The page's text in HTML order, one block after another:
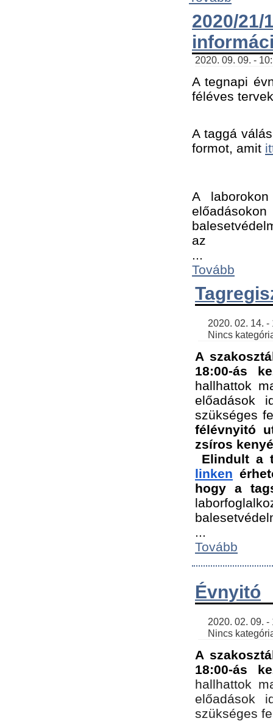
2020/
2020. 09. 09. -
A tegnapi
féléves
A taggá
formot, amit
A
az ﻿
Tovább
Nincs
A
18:00-ás
hallhattok
előadások
szükséges
félévnyitó
zsíros
Elindult a
linken
hogy a
Tovább
Évnyitó
Nincs
A
18:00-ás
hallhattok
előadások
szükséges